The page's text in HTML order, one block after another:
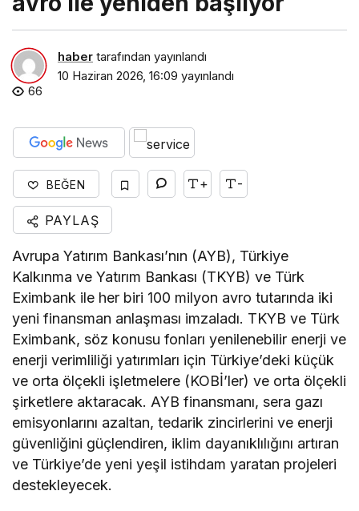
haber tarafından yayınlandı
10 Haziran 2026, 16:09 yayınlandı
66
BEĞEN + -
PAYLAŞ
Avrupa Yatırım Bankası’nın (AYB), Türkiye
Kalkınma ve Yatırım Bankası (TKYB) ve Türk
Eximbank ile her biri 100 milyon avro tutarında iki
yeni finansman anlaşması imzaladı. TKYB ve Türk
Eximbank, söz konusu fonları yenilenebilir enerji ve
enerji verimliliği yatırımları için Türkiye’deki küçük
ve orta ölçekli işletmelere (KOBİ’ler) ve orta ölçekli
şirketlere aktaracak. AYB finansmanı, sera gazı
emisyonlarını azaltan, tedarik zincirlerini ve enerji
güvenliğini güçlendiren, iklim dayanıklılığını artıran
ve Türkiye’de yeni yeşil istihdam yaratan projeleri
destekleyecek.